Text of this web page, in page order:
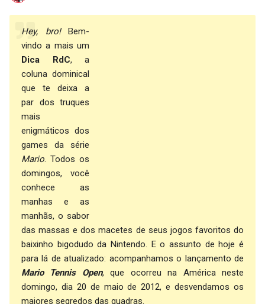
Hey, bro!Bem-
vindo a mais um
Dica RdC, a
coluna dominical
que te deixa a
par dos truques
mais
enigmáticos dos
games da série
Mario. Todos os
domingos, você
conhece as
manhas e as
manhãs, o sabor
das massas e dos macetes de seus jogos favoritos do
baixinho bigodudo da Nintendo. E o assunto de hoje é
para lá de atualizado: acompanhamos o lançamento de
Mario Tennis Open, que ocorreu na América neste
domingo, dia 20 de maio de 2012, e desvendamos os
maiores segredos das quadras.